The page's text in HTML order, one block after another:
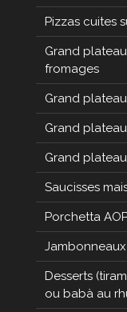
Pizzas cuites
Grand
fromages
Grand
Grand
Grand
Saucisses
Porchetta
Desserts
ou babà au